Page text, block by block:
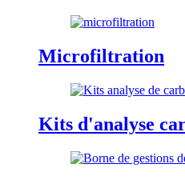
Microfiltration
Kits d'analyse